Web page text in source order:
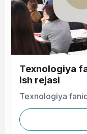
Texnologiya
ish rejasi
Texnologiya